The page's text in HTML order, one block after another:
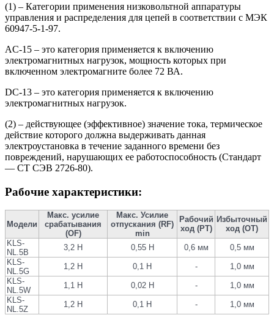
(1) – Категории применения низковольтной аппаратуры
управления и распределения для цепей в соответствии с МЭК
60947-5-1-97.
AC-15 – это категория применяется к включению
электромагнитных нагрузок, мощность которых при
включенном электромагните более 72 ВА.
DC-13 – это категория применяется к включению
электромагнитных нагрузок.
(2) – действующее (эффективное) значение тока, термическое
действие которого должна выдерживать данная
электроустановка в течение заданного времени без
повреждений, нарушающих ее работоспособность (Стандарт
— СТ СЭВ 2726-80).
Рабочие характеристики:
Модели
Макс. усилие
срабатывания
(OF)
Макс. Усилие
отпускания (RF)
min
Рабочий
ход (PT)
Избыточный
ход (OT)
KLS-
NL.5B
3,2 Н 0,55 Н 0,6 мм
0,5 мм
KLS-
NL.5G
1,2 Н 0,1 Н -
1,0 мм
KLS-
NL.5W
1,1 Н 0,02 Н -
1,0 мм
KLS-
NL.5Z
1,2 Н 0,1 Н - 1,0 мм